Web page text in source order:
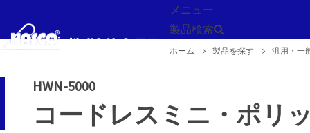
メニュー
製品検索
ホーム 製品を探す 汎用・一
HWN-5000
コードレスミニ・ポリ